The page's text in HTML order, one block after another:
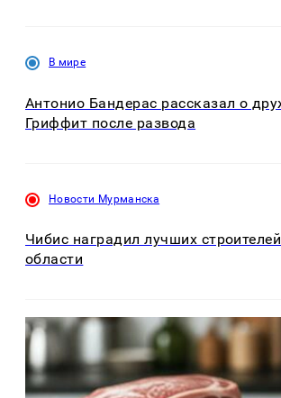
В мире
Антонио Бандерас рассказал о
Гриффит после развода
Новости Мурманска
Чибис наградил лучших
области